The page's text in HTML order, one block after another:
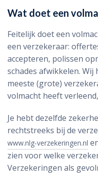
Wat doet een
Feitelijk doet een
een verzekeraar:
accepteren, polissen
schades afwikkelen.
meeste (grote)
volmacht heeft
Je hebt dezelfde
rechtstreeks bij de
www.nlg-verzekeringen.nl
zien voor welke
Verzekeringen als